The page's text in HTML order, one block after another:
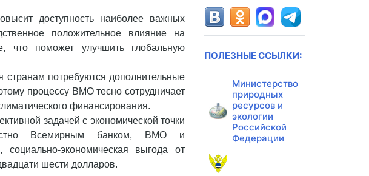
доступность наиболее важных
положительное влияние на
что поможет улучшить глобальную
потребуются дополнительные
процессу ВМО тесно сотрудничает
финансирования.
задачей с экономической точки
Всемирным банком, ВМО и
экономическая выгода от
шести долларов.
ПОЛЕЗНЫЕ ССЫЛКИ:
Министерство
природных
ресурсов и
экологии
Российской
Федерации